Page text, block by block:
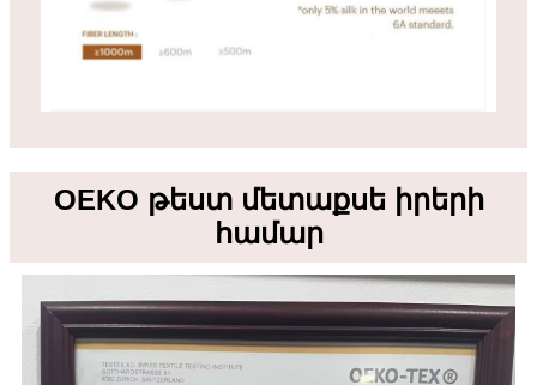
OEKO թեստ մետաքսե իրերի
համար